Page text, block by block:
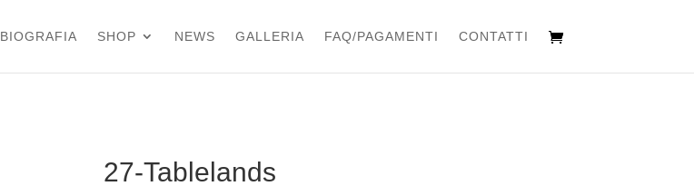
BIOGRAFIA SHOP NEWS GALLERIA FAQ/PAGAMENTI CONTATTI
27-Tablelands